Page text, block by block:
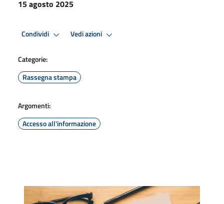
15 agosto 2025
Condividi Vedi azioni
Categorie:
Rassegna stampa
Argomenti:
Accesso all'informazione